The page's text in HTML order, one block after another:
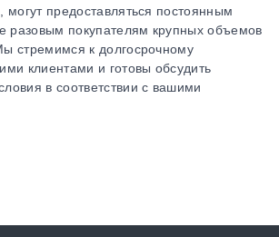
могут предоставляться постоянным
разовым покупателям крупных объемов
стремимся к долгосрочному
клиентами и готовы обсудить
в соответствии с вашими